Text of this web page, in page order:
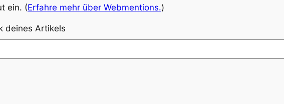
ein. (Erfahre mehr über Webmentions.)
deines Artikels